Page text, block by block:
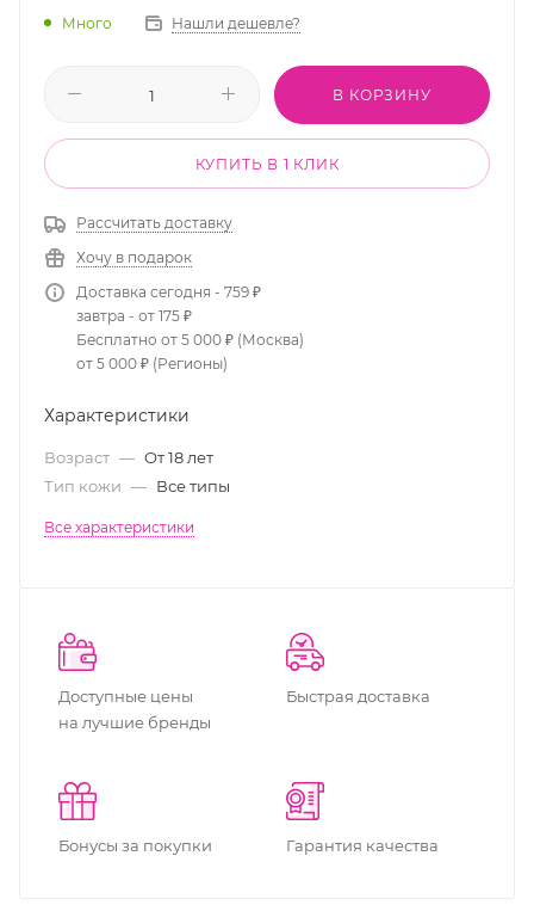
Много Нашли дешевле?
В КОРЗИНУ
КУПИТЬ В 1 КЛИК
Рассчитать доставку
Хочу в подарок
Доставка сегодня - 759 ₽
завтра - от 175 ₽
Бесплатно от 5 000 ₽ (Москва)
от 5 000 ₽ (Регионы)
Характеристики
Возраст — От 18 лет
Тип кожи — Все типы
Все характеристики
Доступные цены
на лучшие бренды
Быстрая доставка
Бонусы за покупки Гарантия качества